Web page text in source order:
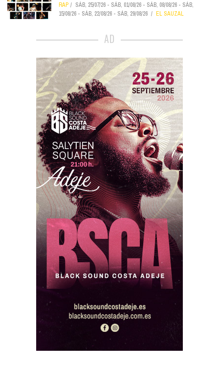
RAP SÁB, 25/07/26 - SÁB, 01/08/26 - SÁB, 08/08/26 - SÁB,
15/08/26 - SÁB, 22/08/26 - SÁB, 29/08/26 EL SAUZAL
AD